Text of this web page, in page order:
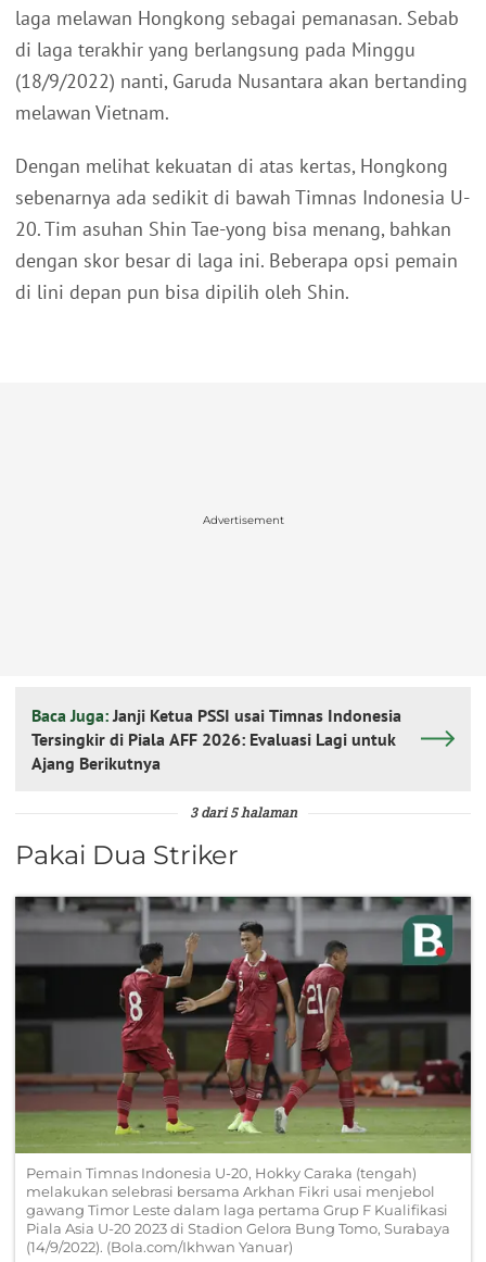
laga melawan Hongkong sebagai pemanasan. Sebab
di laga terakhir yang berlangsung pada Minggu
(18/9/2022) nanti, Garuda Nusantara akan bertanding
melawan Vietnam.
Dengan melihat kekuatan di atas kertas, Hongkong
sebenarnya ada sedikit di bawah Timnas Indonesia U-
20. Tim asuhan Shin Tae-yong bisa menang, bahkan
dengan skor besar di laga ini. Beberapa opsi pemain
di lini depan pun bisa dipilih oleh Shin.
Advertisement
Baca Juga: Janji Ketua PSSI usai Timnas Indonesia
Tersingkir di Piala AFF 2026: Evaluasi Lagi untuk
Ajang Berikutnya
3 dari 5 halaman
Pakai Dua Striker
Pemain Timnas Indonesia U-20, Hokky Caraka (tengah)
melakukan selebrasi bersama Arkhan Fikri usai menjebol
gawang Timor Leste dalam laga pertama Grup F Kualifikasi
Piala Asia U-20 2023 di Stadion Gelora Bung Tomo, Surabaya
(14/9/2022). (Bola.com/Ikhwan Yanuar)